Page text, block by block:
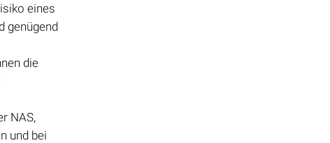
eines
genügend
die
NAS,
und bei